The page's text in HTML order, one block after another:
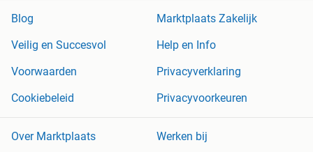
Blog
Marktplaats Zakelijk
Veilig en Succesvol
Help en Info
Voorwaarden
Privacyverklaring
Cookiebeleid
Privacyvoorkeuren
Over Marktplaats Werken bij